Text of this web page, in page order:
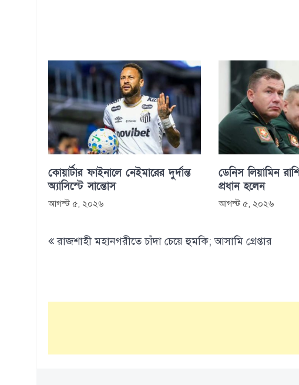
কোয়ার্টার ফাইনালে নেইমারের দুর্দান্ত
অ্যাসিস্টে সান্তোস
আগস্ট ৫, ২০২৬
ডেনিস লিয়ামিন
প্রধান হলেন
আগস্ট ৫, ২০২৬
navigation
রাজশাহী মহানগরীতে চাঁদা চেয়ে হুমকি; আসামি গ্রেপ্তার